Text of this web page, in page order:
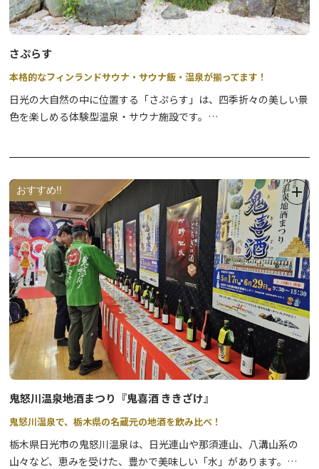
さぷらす
本格的なフィンランドサウナ・サウナ飯・温泉が揃ってます！
日光の大自然の中に位置する「さぷらす」は、四季折々の美しい景
色を楽しめる体験型温泉・サウナ施設です。
おり、多彩なアクティビティで特別なひとときをお過ごしいただけ
ます。
自然の中で癒しと楽しみを提供する「さぷらす」で、忘れられない
体験をお楽しみください。
おすすめ!!
鬼怒川温泉地酒まつり『鬼喜酒 ききざけ』
鬼怒川温泉で、栃木県の名蔵元の地酒を飲み比べ！
栃木県日光市の鬼怒川温泉は、日光連山や那須連山、八溝山系の
山々など、恵みを受けた、豊かで美味しい「水」があります。